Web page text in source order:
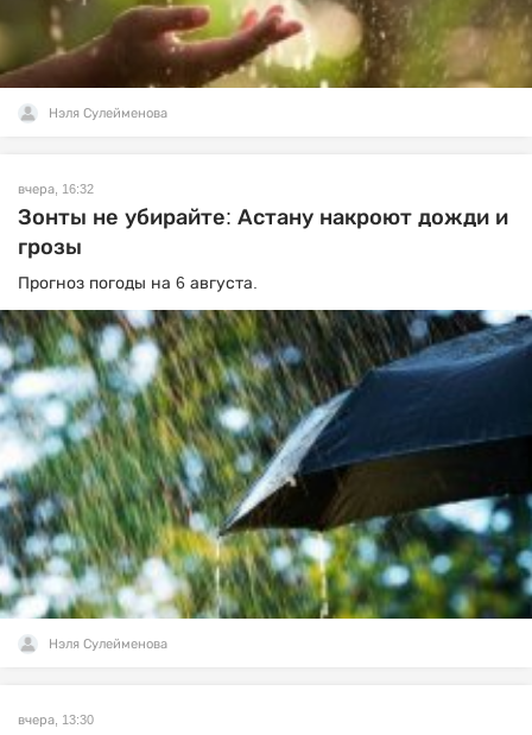
Нэля Сулейменова
вчера, 16:32
Зонты не убирайте: Астану накроют дожди и
грозы
Прогноз погоды на 6 августа.
Нэля Сулейменова
вчера, 13:30